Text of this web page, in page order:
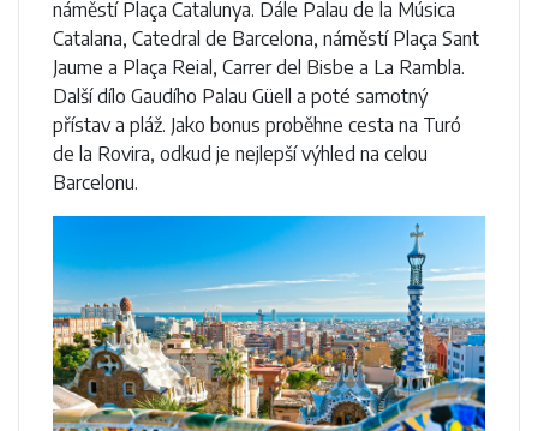
náměstí Plaça Catalunya. Dále Palau de la Música
Catalana, Catedral de Barcelona, náměstí Plaça Sant
Jaume a Plaça Reial, Carrer del Bisbe a La Rambla.
Další dílo Gaudího Palau Güell a poté samotný
přístav a pláž. Jako bonus proběhne cesta na Turó
de la Rovira, odkud je nejlepší výhled na celou
Barcelonu.